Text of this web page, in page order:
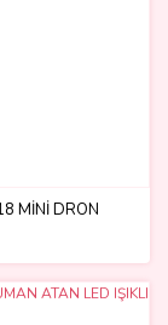
MİNİ DRON